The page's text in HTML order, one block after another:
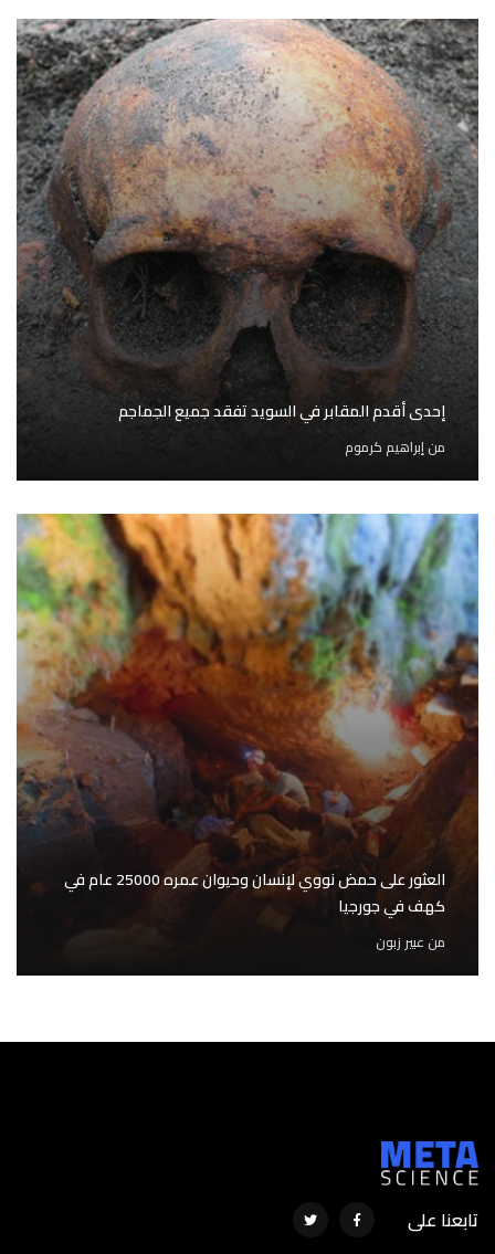
إحدى أقدم المقابر في السويد تفقد جميع الجماجم
منإبراهيم كرموم
العثور على حمض نووي لإنسان وحيوان عمره 25000 عام في
كهف في جورجيا
من عبير زبون
تابعنا على